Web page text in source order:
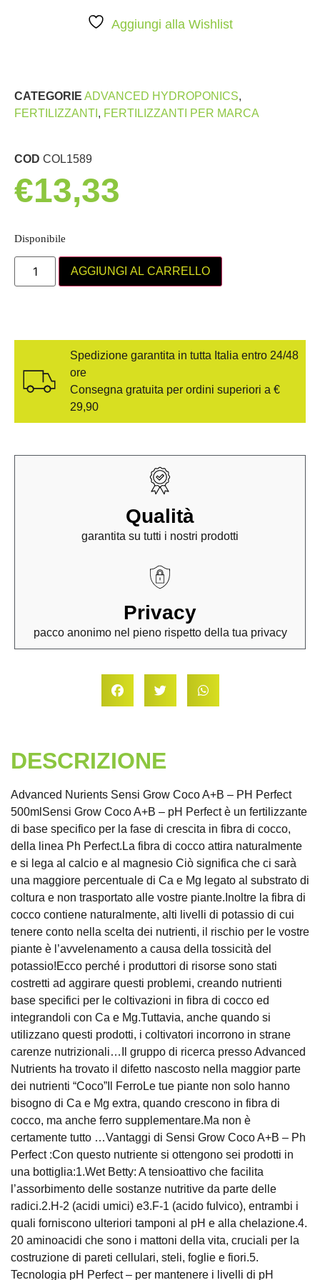
Aggiungi alla Wishlist
CATEGORIE ADVANCED HYDROPONICS,
FERTILIZZANTI , FERTILIZZANTI PER MARCA
COD COL1589
€13,33
Disponibile
AGGIUNGI AL CARRELLO
Spedizione garantita in tutta Italia entro 24/48
ore
Consegna gratuita per ordini superiori a €
29,90
Qualità
garantita su tutti i nostri prodotti
Privacy
pacco anonimo nel pieno rispetto della tua privacy
DESCRIZIONE
Advanced Nurients Sensi Grow Coco A+B – PH Perfect
500mlSensi Grow Coco A+B – pH Perfect è un fertilizzante
di base specifico per la fase di crescita in fibra di cocco,
della linea Ph Perfect.La fibra di cocco attira naturalmente
e si lega al calcio e al magnesio Ciò significa che ci sarà
una maggiore percentuale di Ca e Mg legato al substrato di
coltura e non trasportato alle vostre piante.Inoltre la fibra di
cocco contiene naturalmente, alti livelli di potassio di cui
tenere conto nella scelta dei nutrienti, il rischio per le vostre
piante è l’avvelenamento a causa della tossicità del
potassio!Ecco perché i produttori di risorse sono stati
costretti ad aggirare questi problemi, creando nutrienti
base specifici per le coltivazioni in fibra di cocco ed
integrandoli con Ca e Mg.Tuttavia, anche quando si
utilizzano questi prodotti, i coltivatori incorrono in strane
carenze nutrizionali…Il gruppo di ricerca presso Advanced
Nutrients ha trovato il difetto nascosto nella maggior parte
dei nutrienti “Coco”Il FerroLe tue piante non solo hanno
bisogno di Ca e Mg extra, quando crescono in fibra di
cocco, ma anche ferro supplementare.Ma non è
certamente tutto …Vantaggi di Sensi Grow Coco A+B – Ph
Perfect :Con questo nutriente si ottengono sei prodotti in
una bottiglia:1.Wet Betty: A tensioattivo che facilita
l’assorbimento delle sostanze nutritive da parte delle
radici.2.H-2 (acidi umici) e3.F-1 (acido fulvico), entrambi i
quali forniscono ulteriori tamponi al pH e alla chelazione.4.
20 aminoacidi che sono i mattoni della vita, cruciali per la
costruzione di pareti cellulari, steli, foglie e fiori.5.
Tecnologia pH Perfect – per mantenere i livelli di pH